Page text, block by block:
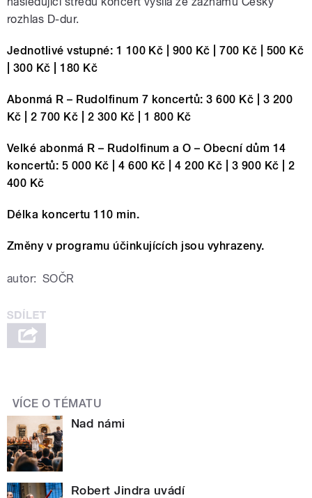
rozhlas D-dur.
Jednotlivé vstupné: 1 100 Kč | 900 Kč | 700 Kč | 500 Kč
| 300 Kč | 180 Kč
Abonmá R – Rudolfinum 7 koncertů: 3 600 Kč | 3 200
Kč | 2 700 Kč | 2 300 Kč | 1 800 Kč
Velké abonmá R – Rudolfinum a O – Obecní dům 14
koncertů: 5 000 Kč | 4 600 Kč | 4 200 Kč | 3 900 Kč | 2
400 Kč
Délka koncertu 110 min.
Změny v programu účinkujících jsou vyhrazeny.
autor: SOČR
VÍCE O TÉMATU
Nad námi
Robert Jindra uvádí